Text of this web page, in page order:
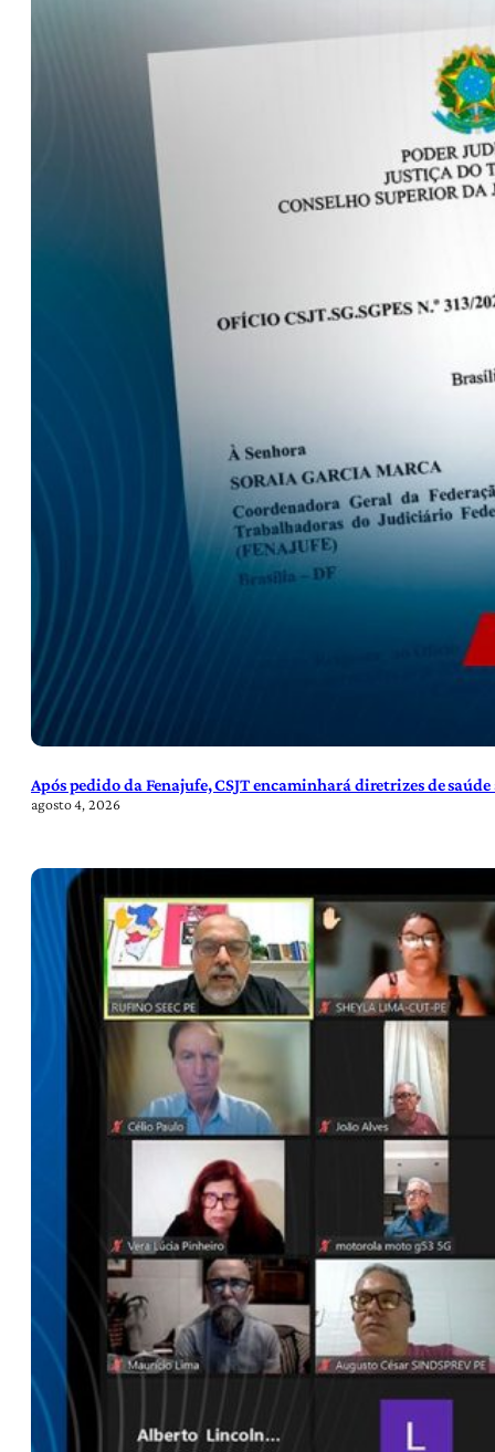
Após pedido da Fenajufe, CSJT encaminhará diretrizes de
agosto 4, 2026